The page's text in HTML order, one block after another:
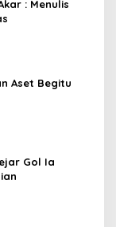
: Menulis
Aset Begitu
Gol Ia